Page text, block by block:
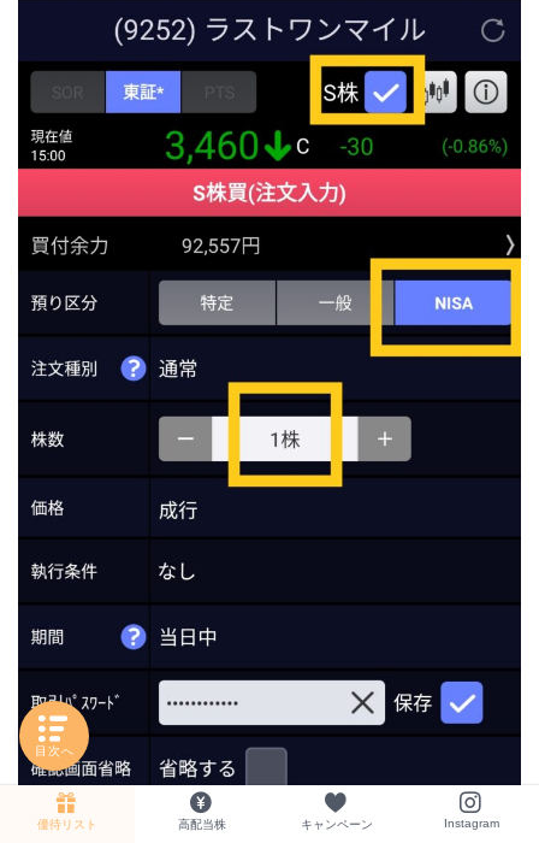
優待リスト 高配当株 キャンペーン Instagram
目次へ